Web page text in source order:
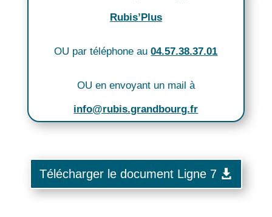
Rubis’Plus
OU par téléphone au04.57.38.37.01
OU en envoyant un mail à
info@rubis.grandbourg.fr
Télécharger le document Ligne 7